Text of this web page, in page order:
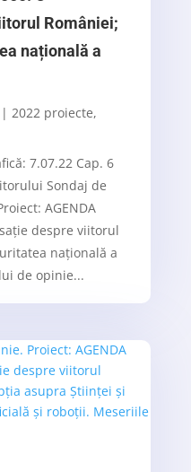
României;
națională a
| 2022 proiecte,
7.07.22 Cap. 6
Sondaj de
AGENDA
despre viitorul
națională a
de opinie...